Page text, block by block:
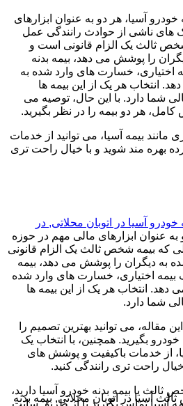
آسیا، هر دو به عنوان ابزارهای
ناشی از حوادث رانندگی عمل
ثالث یک الزام قانونی است و
را پوشش می دهد، بیمه بدنه
اختیاری، خسارت های وارد شده به
انتخاب هر یک از این بیمه ها
شما دارد. با این حال، توصیه می
هر دو بیمه را در نظر بگیرید.
مانند بیمه آسیا، می توانید از خدمات
بهره مند شوید و با خیال راحت تری
آسیا در اتوبان محلاتی, در
به عنوان ابزارهای مالی مهم در حوزه
که بیمه شخص ثالث یک الزام قانونی
به دیگران را پوشش می دهد، بیمه
بیمه اختیاری، خسارت های وارد شده
انتخاب هر یک از این بیمه ها
شما دارد.
مقاله، می توانید بهترین تصمیم را
بگیرید. همچنین، با انتخاب یک
از خدمات باکیفیت و پوشش های
راحت تری رانندگی کنید.
یا بیمه بدنه خودرو آسیا دارید،
آسیا تماس بگیرید یا از طریق سایت
آسیا در اتوبان محلاتی, بیمه بدنه